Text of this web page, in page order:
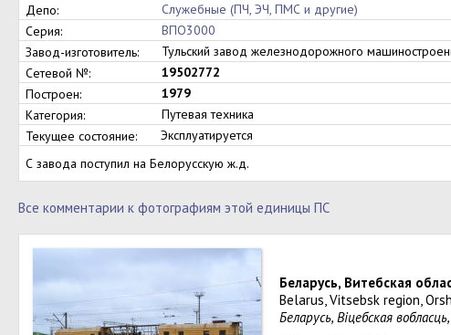
Депо:
Служебные (ПЧ, ЭЧ, ПМС и другие)
Серия:
ВПО3000
Завод-изготовитель:
Тульский завод железнодорожного
Сетевой №:
19502772
Построен:
1979
Категория:
Путевая техника
Текущее состояние:
Эксплуатируется
С завода поступил на Белорусскую ж.д.
Все комментарии к фотографиям этой единицы ПС
Беларусь, Витебская
Belarus, Vitsebsk region,
Беларусь, Віцебская